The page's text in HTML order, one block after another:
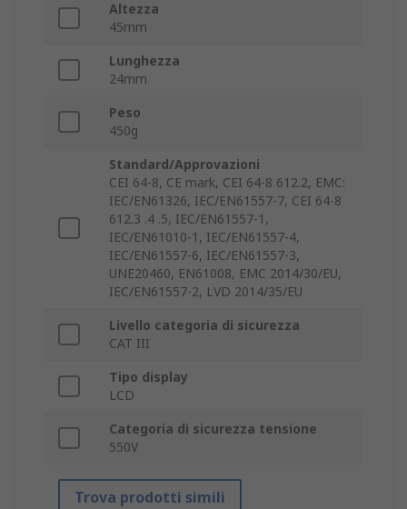
Altezza
45mm
Lunghezza
24mm
Peso
450g
Standard/Approvazioni
CEI 64-8, CE mark, CEI 64-8 612.2, EMC:
IEC/EN61326, IEC/EN61557-7, CEI 64-8
612.3 .4 .5, IEC/EN61557-1,
IEC/EN61010-1, IEC/EN61557-4,
IEC/EN61557-6, IEC/EN61557-3,
UNE20460, EN61008, EMC 2014/30/EU,
IEC/EN61557-2, LVD 2014/35/EU
Livello categoria di sicurezza
CAT III
Tipo display
LCD
Categoria di sicurezza tensione
550V
Trova prodotti simili